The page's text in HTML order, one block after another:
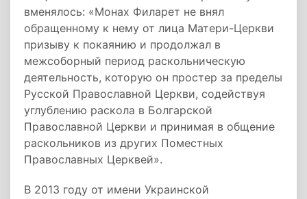
вменялось: «Монах Филарет не внял
обращенному к нему от лица Матери-Церкви
призыву к покаянию и продолжал в
межсоборный период раскольническую
деятельность, которую он простер за пределы
Русской Православной Церкви, содействуя
углублению раскола в Болгарской
Православной Церкви и принимая в общение
раскольников из других Поместных
Православных Церквей».
В 2013 году от имени Украинской